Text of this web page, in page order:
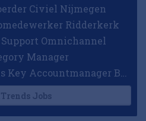
Civiel Nijmegen
Ridderkerk
Omnichannel
Manager
Jobs